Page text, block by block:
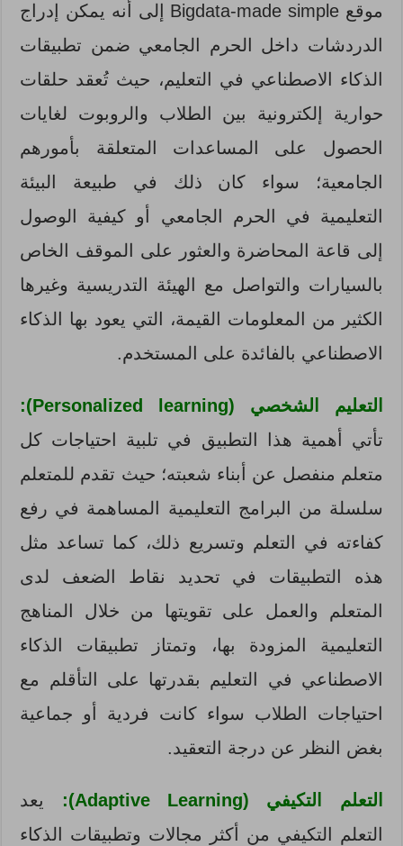
موقع Bigdata-made simple إلى أنه يمكن إدراج
الدردشات داخل الحرم الجامعي ضمن تطبيقات
الذكاء الاصطناعي في التعليم، حيث تُعقد حلقات
حوارية إلكترونية بين الطلاب والروبوت لغايات
الحصول على المساعدات المتعلقة بأمورهم
الجامعية؛ سواء كان ذلك في طبيعة البيئة
التعليمية في الحرم الجامعي أو كيفية الوصول
إلى قاعة المحاضرة والعثور على الموقف الخاص
بالسيارات والتواصل مع الهيئة التدريسية وغيرها
الكثير من المعلومات القيمة، التي يعود بها الذكاء
الاصطناعي بالفائدة على المستخدم.
التعليم الشخصي (Personalized learning):
تأتي أهمية هذا التطبيق في تلبية احتياجات كل
متعلم منفصل عن أبناء شعبته؛ حيث تقدم للمتعلم
سلسلة من البرامج التعليمية المساهمة في رفع
كفاءته في التعلم وتسريع ذلك، كما تساعد مثل
هذه التطبيقات في تحديد نقاط الضعف لدى
المتعلم والعمل على تقويتها من خلال المناهج
التعليمية المزودة بها، وتمتاز تطبيقات الذكاء
الاصطناعي في التعليم بقدرتها على التأقلم مع
احتياجات الطلاب سواء كانت فردية أو جماعية
بغض النظر عن درجة التعقيد.
التعلم التكيفي (Adaptive Learning):
يعد
التعلم التكيفي من أكثر مجالات وتطبيقات الذكاء